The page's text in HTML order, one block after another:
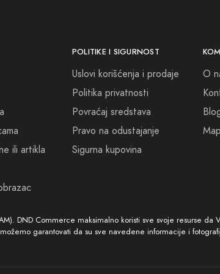
ili artikla
POLITIKE I SIGURNOST
Uslovi korišćenja i prodaje
Politika privatnosti
Povraćaj sredstava
Pravo na odustajanje
Sigurna kupovina
O
DND Commerce maksimalno koristi sve svoje resurse da
garantovati da su sve navedene informacije i